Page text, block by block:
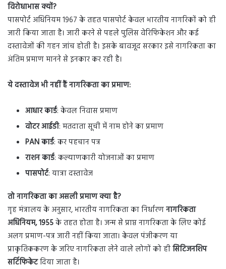
विरोधाभास क्यों?
पासपोर्ट अधिनियम 1967 के तहत पासपोर्ट केवल भारतीय नागरिकों को ही
जारी किया जाता है। जारी करने से पहले पुलिस वेरिफिकेशन और कई
दस्तावेजों की गहन जांच होती है। इसके बावजूद सरकार इसे नागरिकता का
अंतिम प्रमाण मानने से इनकार कर रही है।
ये दस्तावेज भी नहीं हैं नागरिकता का प्रमाण:
आधार कार्ड: केवल निवास प्रमाण
वोटर आईडी: मतदाता सूची में नाम होने का प्रमाण
PAN कार्ड: कर पहचान पत्र
राशन कार्ड: कल्याणकारी योजनाओं का प्रमाण
पासपोर्ट: यात्रा दस्तावेज
तो नागरिकता का असली प्रमाण क्या है?
गृह मंत्रालय के अनुसार, भारतीय नागरिकता का निर्धारणनागरिकता
अधिनियम, 1955के तहत होता है। जन्म से प्राप्त नागरिकता के लिए कोई
अलग प्रमाण-पत्र जारी नहीं किया जाता। केवल पंजीकरण या
प्राकृतिककरण के जरिए नागरिकता लेने वाले लोगों को हीसिटिजनशिप
सर्टिफिकेटदिया जाता है।